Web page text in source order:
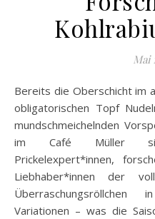
Mai
Bereits die Oberschicht im antiken Rom servierte vor dem
obligatorischen Topf
mundschmeichelnden
im Café Müller sind
Prickelexpert*innen,
Liebhaber*innen der
Variationen – was die